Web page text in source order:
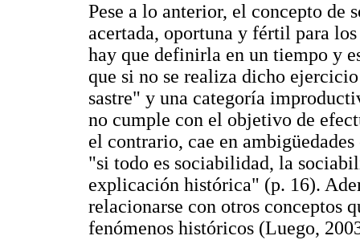
Pese a lo anterior, el concepto de
acertada, oportuna y fértil para
hay que definirla en un tiempo y
que si no se realiza dicho
sastre" y una categoría
no cumple con el objetivo de
el contrario, cae en
"si todo es sociabilidad, la
explicación histórica" (p. 16).
relacionarse con otros conceptos
fenómenos históricos (Luego,